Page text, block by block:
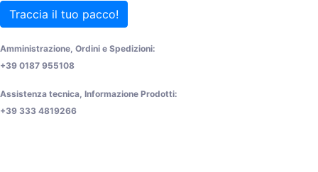
Traccia il tuo pacco!
Amministrazione, Ordini e Spedizioni:
+39 0187 955108
Assistenza tecnica, Informazione Prodotti:
+39 333 4819266